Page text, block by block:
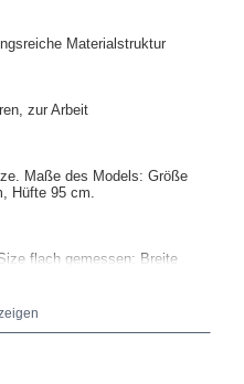
Materialstruktur
zur Arbeit
Maße des Models: Größe
Hüfte 95 cm
flach gemessen: Breite